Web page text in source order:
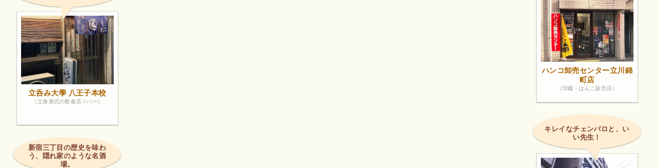
立呑み大學 八王子本校
（立食形式の飲食店 / バー）
新宿三丁目の歴史を味わ
う、隠れ家のような名酒
場。
ハンコ卸売センター立川錦
町店
（印鑑・はんこ販売店）
キレイなチェンバロと、い
い先生！